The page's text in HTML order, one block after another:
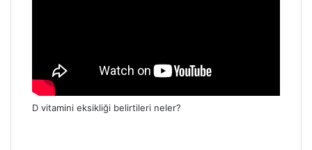
D vitamini eksikliği belirtileri neler?